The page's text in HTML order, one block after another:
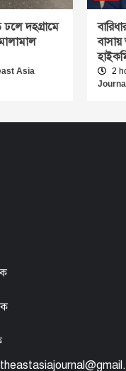
ঢলে দহগ্রামে
Asia
2